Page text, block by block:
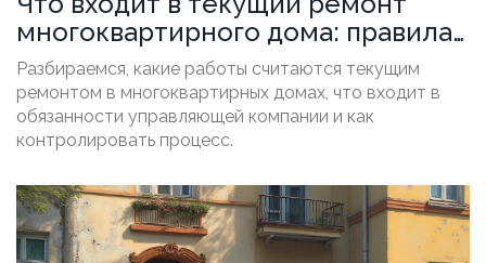
многоквартирного дома: правила,
примеры и нюансы
Разбираемся, какие работы считаются текущим
ремонтом в многоквартирных домах, что входит в
обязанности управляющей компании и как
контролировать процесс.